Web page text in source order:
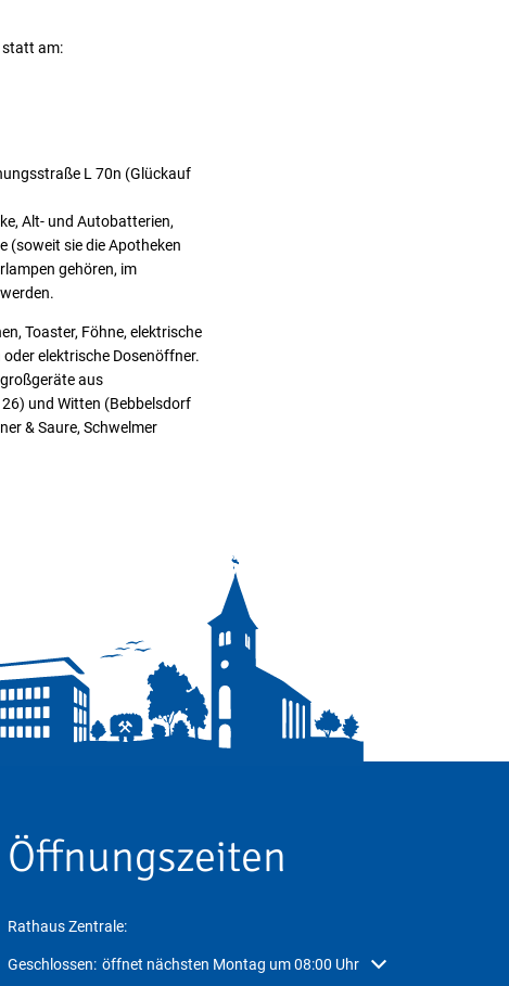
statt am:
L 70n (Glückauf
Alt- und Autobatterien,
(soweit sie die Apotheken
gehören, im
Toaster, Föhne, elektrische
elektrische Dosenöffner.
aus
und Witten (Bebbelsdorf
& Saure, Schwelmer
Öffnungszeiten
Rathaus Zentrale:
Klicken, um weitere Öffnungs- oder Schließzeiten auszublenden
Geschlossen: öffnet nächsten Montag um 08:00 Uhr